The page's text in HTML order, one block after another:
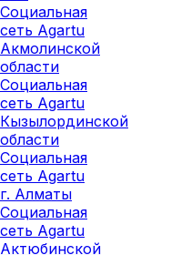
Социальная
сеть Agartu
Акмолинской
области
Социальная
сеть Agartu
Кызылординской
области
Социальная
сеть Agartu
г. Алматы
Социальная
сеть Agartu
Актюбинской